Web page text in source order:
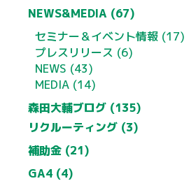
NEWS&MEDIA (67)
セミナー＆イベント情報 (17)
プレスリリース (6)
NEWS (43)
MEDIA (14)
森田大輔ブログ (135)
リクルーティング (3)
補助金 (21)
GA4 (4)